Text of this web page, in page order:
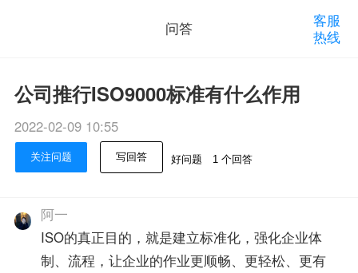
问答
客服
热线
公司推行ISO9000标准有什么作用
2022-02-09 10:55
关注问题 写回答 好问题 1 个回答
阿一
ISO的真正目的，就是建立标准化，强化企业体
制、流程，让企业的作业更顺畅、更轻松、更有